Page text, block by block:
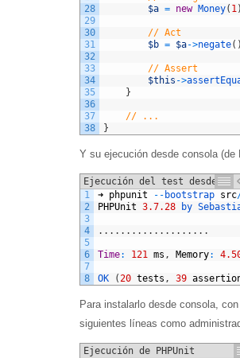
28
29
30
31
32
33
34
35
36
37
38
$a = new Money( 1)
// Act
$b = $a->negate( )
// Assert
$this ->
}
// ...
}
Y su ejecución desde consola (de
Ejecución del test desde
1
2
3
4
5
6
7
8
➜ phpunit -- bootstrap src
PHPUnit 3.7.28 by
. . . . . . . . . . . . . . . . . . . .
Time: 121 ms , Memory:
OK (20 tests , 39
Para instalarlo desde consola,
siguientes líneas como
Ejecución de PHPUnit